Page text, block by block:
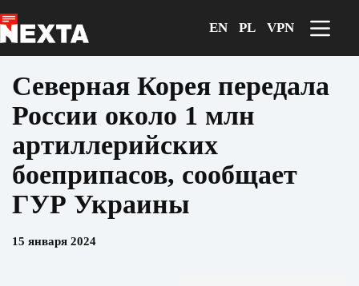
к
сути
EN PL VPN
Северная Корея передала
России около 1 млн
артиллерийских
боеприпасов, сообщает
ГУР Украины
15 января 2024